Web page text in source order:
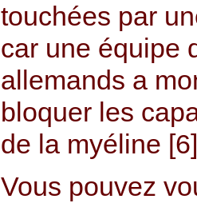
touchées par
car une équipe
allemands a
bloquer les
de la myéline
Vous pouvez